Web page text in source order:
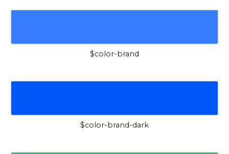
$color-brand
$color-brand-dark